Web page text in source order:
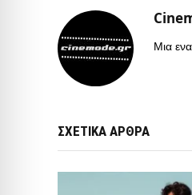
Μια
ΣΧΕΤΙΚΑ ΑΡΘΡΑ